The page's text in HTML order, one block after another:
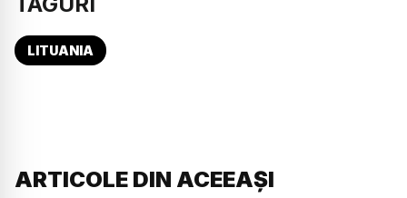
LITUANIA
ARTICOLE DIN ACEEAȘI